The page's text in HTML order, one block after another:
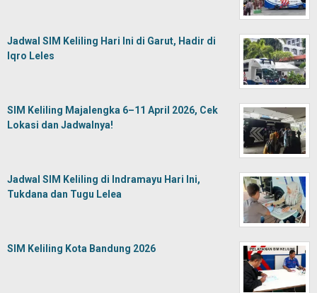
Jadwal SIM Keliling Hari Ini di Garut, Hadir di
Iqro Leles
SIM Keliling Majalengka 6–11 April 2026, Cek
Lokasi dan Jadwalnya!
Jadwal SIM Keliling di Indramayu Hari Ini,
Tukdana dan Tugu Lelea
SIM Keliling Kota Bandung 2026